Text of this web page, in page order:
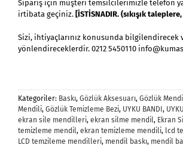
Sipariş için müşteri temsilcilerimizle telefon
irtibata geçiniz. [İSTİSNADIR. (sıkışık
Sizi, ihtiyaçlarınız konusunda bilgilendirecek
yönlendireceklerdir. 0212 5450110
Kategoriler: Baskı, Gözlük Aksesuarı, Gözlük
Mendili, Gözlük Temizleme Bezi, UYKU BANDI,
ekran sile mendilleri, ekran silme mendil, Ekran
temizleme mendil, ekran temizleme mendili, lcd
LCD temzileme mendilleri, mendil baskı, mendil